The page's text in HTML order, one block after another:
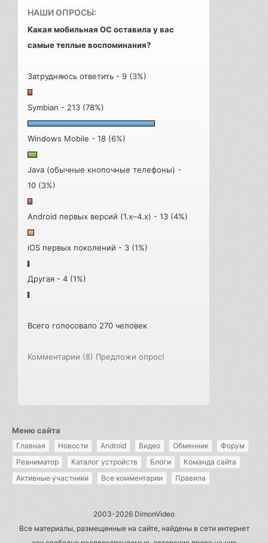
НАШИ ОПРОСЫ:
Какая мобильная ОС оставила у вас
самые теплые воспоминания?
Затрудняюсь ответить - 9 (3%)
Symbian - 213 (78%)
Windows Mobile - 18 (6%)
Java (обычные кнопочные телефоны) -
10 (3%)
Android первых версий (1.x–4.x) - 13 (4%)
iOS первых поколений - 3 (1%)
Другая - 4 (1%)
Всего голосовало 270 человек
Комментарии (8) Предложи опрос!
Меню сайта
Главная Новости Android Видео Обменник
Форум
Реаниматор
Каталог устройств Блоги
Команда сайта
Активные участники
Все комментарии Правила
2003-2026 DimonVideo
Все материалы, размещенные на сайте, найдены в сети интернет